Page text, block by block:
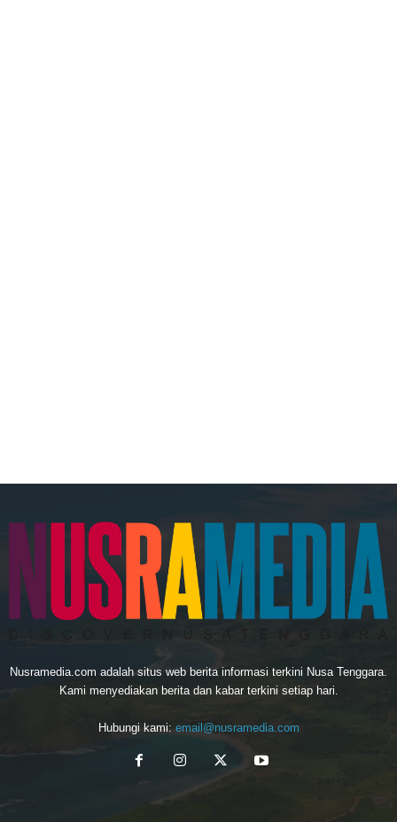
Nusramedia.com adalah situs web berita informasi terkini Nusa Tenggara.
Kami menyediakan berita dan kabar terkini setiap hari.
Hubungi kami: email@nusramedia.com